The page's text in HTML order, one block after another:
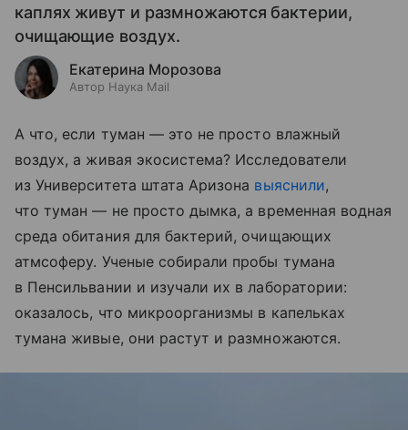
каплях живут и размножаются бактерии,
очищающие воздух.
Екатерина Морозова
Автор Наука Mail
А что, если туман — это не просто влажный
воздух, а живая экосистема? Исследователи
из Университета штата Аризона выяснили,
что туман — не просто дымка, а временная водная
среда обитания для бактерий, очищающих
атмсоферу. Ученые собирали пробы тумана
в Пенсильвании и изучали их в лаборатории:
оказалось, что микроорганизмы в капельках
тумана живые, они растут и размножаются.